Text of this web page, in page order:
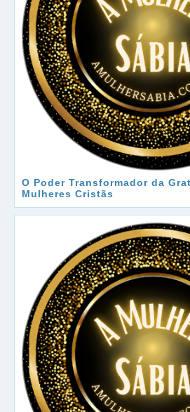
O Poder Transformador da
Mulheres Cristãs